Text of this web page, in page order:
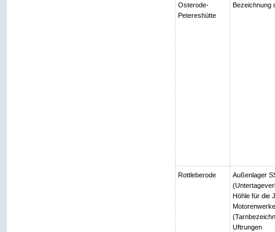
Osterode-
Petereshütte
Bezeichnung
Rottleberode
Außenlager
Höhle für die
Uftrungen